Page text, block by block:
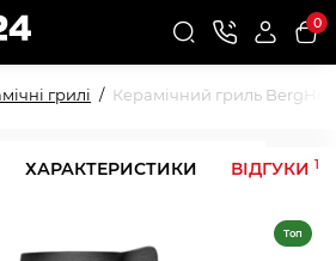
0
грилі Керамічний гриль
ХАРАКТЕРИСТИКИ ВІДГУКИ 1
Топ